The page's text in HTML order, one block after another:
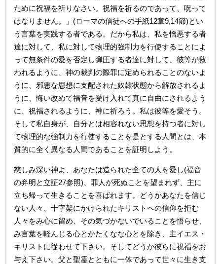
ために祝福を祈りなさい。祝福を祈るのであって、呪って
はなりません。」(ローマの信徒への手紙12章9,14節)とい
う言葉を実践する者である。だから私は、私を憎悪する者
達に対して、私に対して物理的強制力を行使することによ
って無条件の愛を否定し弾圧する者達に対して、彼等が救
われるように、神の裁判の際罪に定められることのないよ
うに、邪悪な思想に支配された奴隷状態から解放されるよ
うに、悔い改めて福音を受け入れて真に自由にされるよう
に、祝福されるように、神に祈ろう。私は彼等を愛そう。
そして私自身が、自分とは相容れない思想を持つ者に対し
て物理的な強制力を行使することを是とする人間とは、本
質的に全く異なる人間であることを証明しよう。
慈しみ深い神よ、あなたは造られた全ての人を愛し(福音
の弁明と立証27参照)、罪人が死ぬことを望まれず、主に
立ち帰って生きることを喜ばれます。どうかあなたを信じ
ない人々、十字架にかけられたキリストへの信仰を拒む
人々をみ心に留め、その気づかないでいることを悟らせ、
み言葉を軽んじる心とかたくなな心とを除き、主イエス・
キリストに従わせて下さい。そしてどうか彼らに祝福をお
与え下さい。父と聖霊とともに一体であって世々に生き支